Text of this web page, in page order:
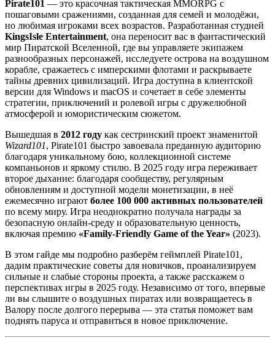
Pirate101 — это красочная тактическая MMORPG с
пошаговыми сражениями, созданная для семей и молодёжи,
но любимая игроками всех возрастов. Разработанная студией
KingsIsle Entertainment, она переносит вас в фантастический
мир Пиратской Вселенной, где вы управляете экипажем
разнообразных персонажей, исследуете острова на воздушном
корабле, сражаетесь с имперскими флотами и раскрываете
тайны древних цивилизаций. Игра доступна в клиентской
версии для Windows и macOS и сочетает в себе элементы
стратегии, приключений и ролевой игры с дружелюбной
атмосферой и юмористическим сюжетом.
Вышедшая в 2012 году как сестринский проект знаменитой
Wizard101, Pirate101 быстро завоевала преданную аудиторию
благодаря уникальному бою, коллекционной системе
компаньонов и яркому стилю. В 2025 году игра переживает
второе дыхание: благодаря сообществу, регулярным
обновлениям и доступной модели монетизации, в неё
ежемесячно играют более 100 000 активных пользователей
по всему миру. Игра неоднократно получала награды за
безопасную онлайн-среду и образовательную ценность,
включая премию «Family-Friendly Game of the Year» (2023).
В этом гайде мы подробно разберём геймплей Pirate101,
дадим практические советы для новичков, проанализируем
сильные и слабые стороны проекта, а также расскажем о
перспективах игры в 2025 году. Независимо от того, впервые
ли вы слышите о воздушных пиратах или возвращаетесь в
Валору после долгого перерыва — эта статья поможет вам
поднять паруса и отправиться в новое приключение.